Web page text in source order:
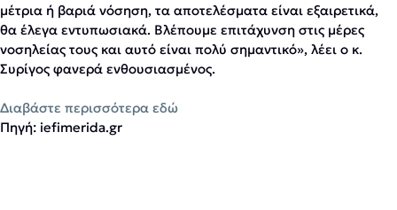
μέτρια ή βαριά νόσηση, τα αποτελέσματα είναι εξαιρετικά,
θα έλεγα εντυπωσιακά. Βλέπουμε επιτάχυνση στις μέρες
νοσηλείας τους και αυτό είναι πολύ σημαντικό», λέει ο κ.
Συρίγος φανερά ενθουσιασμένος.
Διαβάστε περισσότερα εδώ
Πηγή: iefimerida.gr